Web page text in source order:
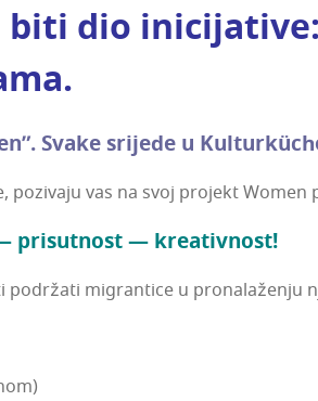
dio
Sva­ke sri­je­de u
pozi­va­ju vas na svoj pro­jekt
pri­sut­nost — kreativnost!
podr­ža­ti migran­ti­ce u pro­na­la­že­nju